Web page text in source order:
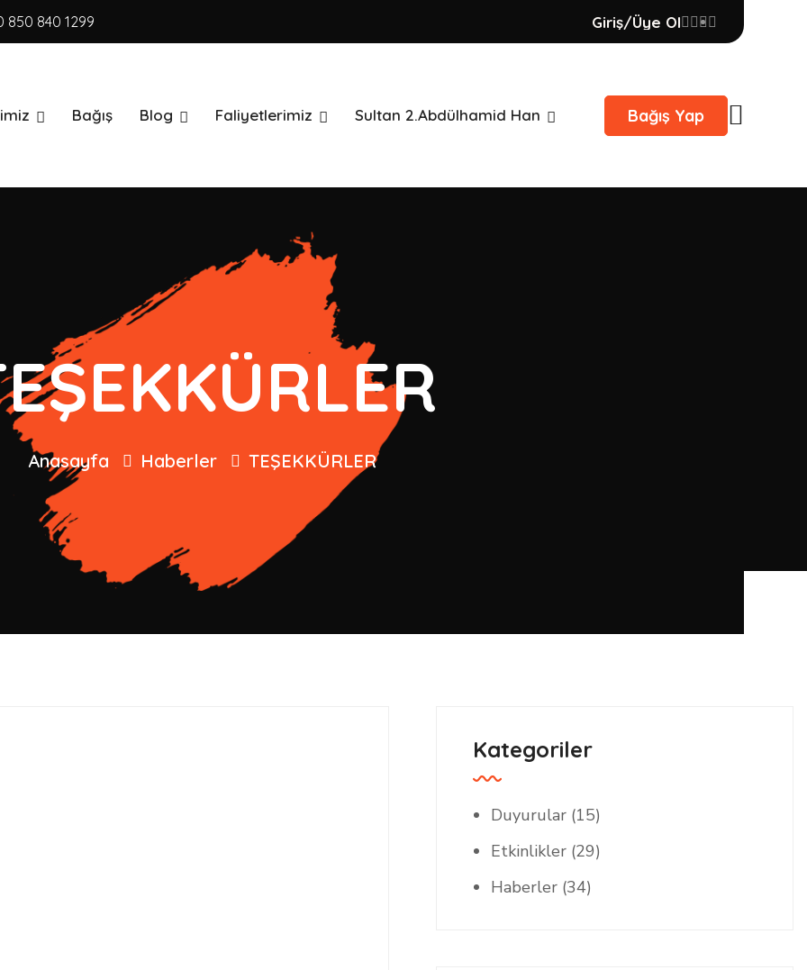
850 840 1299 Giriş/Üye Ol
Bağış Blog Faliyetlerimiz Sultan 2.Abdülhamid Han Bağış Yap
Anasayfa Haberler TEŞEKKÜRLER
Kategoriler
Duyurular(15)
Etkinlikler(29)
Haberler(34)